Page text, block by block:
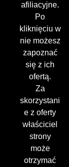
afiliacyjne.
Po
kliknięciu w
nie możesz
zapoznać
się z ich
ofertą.
Za
skorzystani
e z oferty
właściciel
strony
może
otrzymać